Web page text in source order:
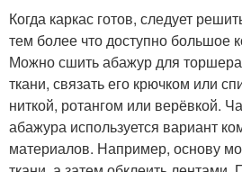
Когда каркас готов, следует
тем более что доступно большое
Можно сшить абажур для
ткани, связать его крючком или
ниткой, ротангом или верёвкой.
абажура используется вариант
материалов. Например, основу